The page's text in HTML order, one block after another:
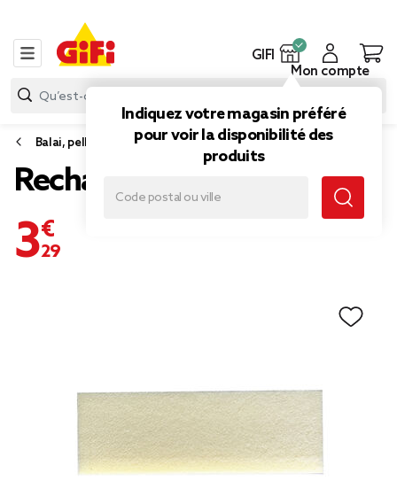
GIFI
Indiquez votre magasin préféré
pour voir la disponibilité des
produits
Mon compte
Balai, pelle et balayette
Recharge balai éponge
3,29 €